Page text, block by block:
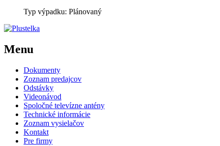
Typ výpadku: Plánovaný
Menu
Dokumenty
Zoznam predajcov
Odstávky
Videonávod
Spoločné televízne antény
Technické informácie
Zoznam vysielačov
Kontakt
Pre firmy